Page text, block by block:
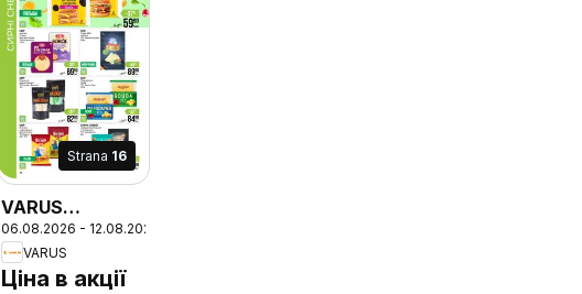
Strana 16
VARUS
Різномаїжжя
щодня
06.08.2026 - 12.08.2026
VARUS
Ціна в акції